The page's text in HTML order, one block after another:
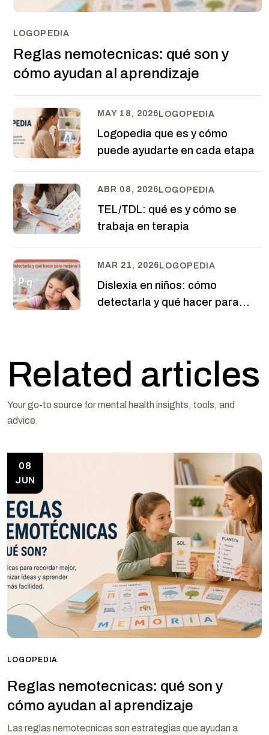
LOGOPEDIA
Reglas nemotecnicas: qué son y
cómo ayudan al aprendizaje
MAY 18, 2026 LOGOPEDIA
Logopedia que es y cómo
puede ayudarte en cada etapa
ABR 08, 2026 LOGOPEDIA
TEL/TDL: qué es y cómo se
trabaja en terapia
MAR 21, 2026 LOGOPEDIA
Dislexia en niños: cómo
detectarla y qué hacer para
Related articles
Your go-to source for mental health insights, tools, and
advice.
08
JUN
LOGOPEDIA
Reglas nemotecnicas: qué son y
cómo ayudan al aprendizaje
Las reglas nemotecnicas son estrategias que ayudan a